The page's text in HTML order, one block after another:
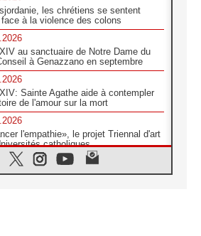
les chrétiens se sentent
à la violence des colons
au sanctuaire de Notre Dame du
à Genazzano en septembre
Sainte Agathe aide à contempler
de l'amour sur la mort
l'empathie», le projet Triennal d'art
catholiques
2026, donner la parole aux religieuses